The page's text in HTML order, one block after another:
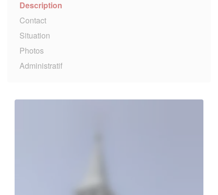
Description
Contact
Situation
Photos
Administratif